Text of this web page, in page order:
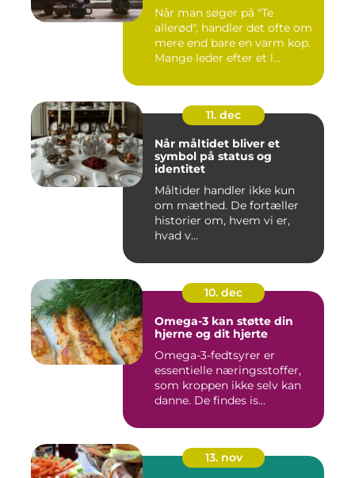
Når man søger på "Te
allerød", handler det ofte om
mere end bare en varm kop.
Mange leder efter et l...
11. dec
Når måltidet bliver et
symbol på status og
identitet
Måltider handler ikke kun
om mæthed. De fortæller
historier om, hvem vi er,
hvad v...
10. dec
Omega-3 kan støtte din
hjerne og dit hjerte
Omega-3-fedtsyrer er
essentielle næringsstoffer,
som kroppen ikke selv kan
danne. De findes is...
13. nov